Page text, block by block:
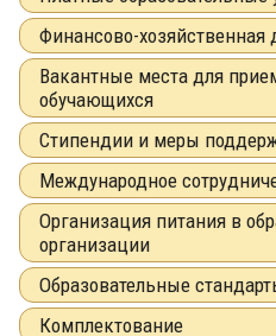
Финансово-хозяйственная
Вакантные места для
обучающихся
Стипендии и меры
Международное
Организация питания в
организации
Образовательные
Комплектование